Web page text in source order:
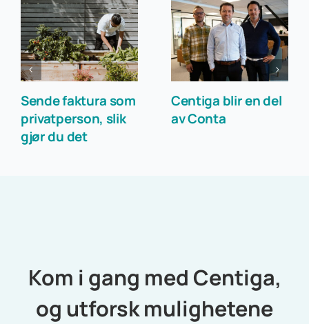
Sende faktura som
privatperson, slik
gjør du det
Centiga blir en del
av Conta
Kom i gang med Centiga,
og utforsk mulighetene